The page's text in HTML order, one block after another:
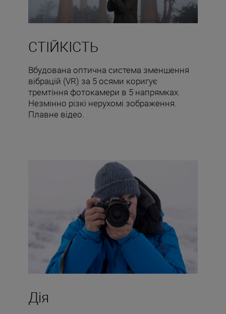
СТІЙКІСТЬ
Вбудована оптична система зменшення
вібрацій (VR) за 5 осями коригує
тремтіння фотокамери в 5 напрямках.
Незмінно різкі нерухомі зображення.
Плавне відео.
Дія